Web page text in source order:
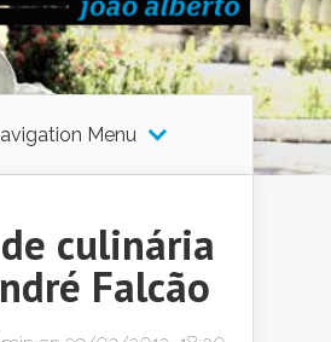
Menu
culinária
Falcão